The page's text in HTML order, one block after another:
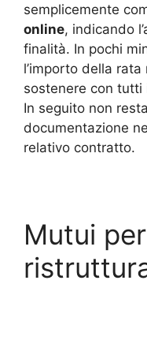
semplicemente
online, indicando
finalità. In pochi
l’importo della
sostenere con
In seguito non
documentazione
relativo contratto.
Mutui